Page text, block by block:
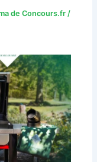
de Concours.fr /